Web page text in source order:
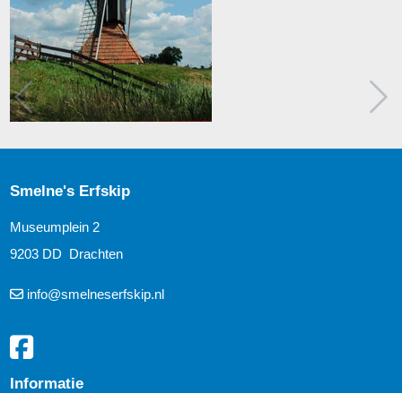
Smelne's Erfskip
Museumplein 2
9203 DD Drachten
info@smelneserfskip.nl
Informatie